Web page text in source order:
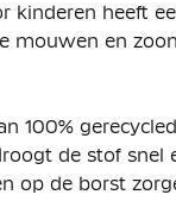
kinderen heeft
mouwen en
100%
de stof
op de borst